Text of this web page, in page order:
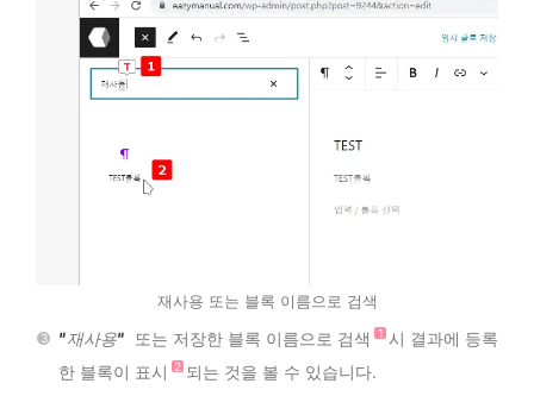
재사용 또는 블록 이름으로 검색
재사용 또는 저장한 블록 이름으로 검색
시 결과에 등록
한 블록이 표시
되는 것을 볼 수 있습니다.